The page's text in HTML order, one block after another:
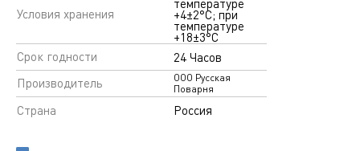
Условия хранения
температуре
+4±2°С; при
температуре
+18±3°С
Срок годности
24 Часов
Производитель
ООО Русская
Поварня
Страна Россия